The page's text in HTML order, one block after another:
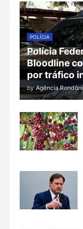
POLÍCIA
Polícia
Bloodline
por tráfico
by Agência